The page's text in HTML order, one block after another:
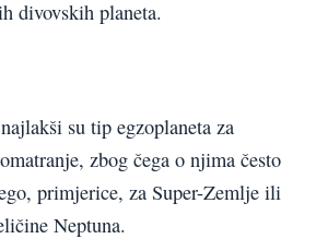
divovskih planeta.
su tip egzoplaneta za
zbog čega o njima često
primjerice, za Super-Zemlje ili
Neptuna.